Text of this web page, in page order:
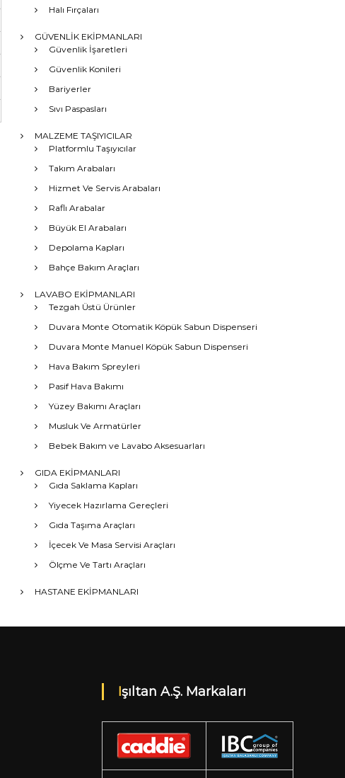
Halı Fırçaları
GÜVENLİK EKİPMANLARI
Güvenlik İşaretleri
Güvenlik Konileri
Bariyerler
Sıvı Paspasları
MALZEME TAŞIYICILAR
Platformlu Taşıyıcılar
Takım Arabaları
Hizmet Ve Servis Arabaları
Raflı Arabalar
Büyük El Arabaları
Depolama Kapları
Bahçe Bakım Araçları
LAVABO EKİPMANLARI
Tezgah Üstü Ürünler
Duvara Monte Otomatik Köpük Sabun Dispenseri
Duvara Monte Manuel Köpük Sabun Dispenseri
Hava Bakım Spreyleri
Pasif Hava Bakımı
Yüzey Bakımı Araçları
Musluk Ve Armatürler
Bebek Bakım ve Lavabo Aksesuarları
GIDA EKİPMANLARI
Gıda Saklama Kapları
Yiyecek Hazırlama Gereçleri
Gıda Taşıma Araçları
İçecek Ve Masa Servisi Araçları
Ölçme Ve Tartı Araçları
HASTANE EKİPMANLARI
Işıltan A.Ş. Markaları